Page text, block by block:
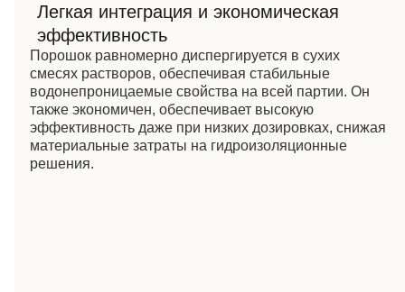
Легкая интеграция и экономическая
эффективность
Порошок равномерно диспергируется в сухих
смесях растворов, обеспечивая стабильные
водонепроницаемые свойства на всей партии. Он
также экономичен, обеспечивает высокую
эффективность даже при низких дозировках, снижая
материальные затраты на гидроизоляционные
решения.